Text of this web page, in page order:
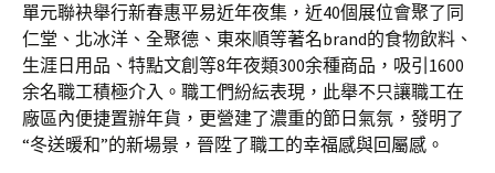
單元聯袂舉行新春惠平易近年夜集，近40個展位會聚了同
仁堂、北冰洋、全聚德、東來順等著名brand的食物飲料、
生涯日用品、特點文創等8年夜類300余種商品，吸引1600
余名職工積極介入。職工們紛紜表現，此舉不只讓職工在
廠區內便捷置辦年貨，更營建了濃重的節日氣氛，發明了
“冬送暖和”的新場景，晉陞了職工的幸福感與回屬感。